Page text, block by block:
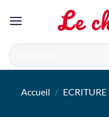
Recherche
pour :
Accueil / ECRITURE